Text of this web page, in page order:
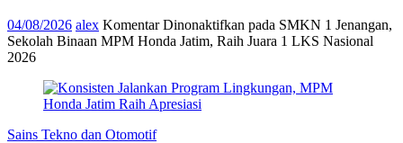
04/08/2026 alex Komentar Dinonaktifkan pada SMKN 1 Jenangan,
Sekolah Binaan MPM Honda Jatim, Raih Juara 1 LKS Nasional
2026
Sains Tekno dan Otomotif